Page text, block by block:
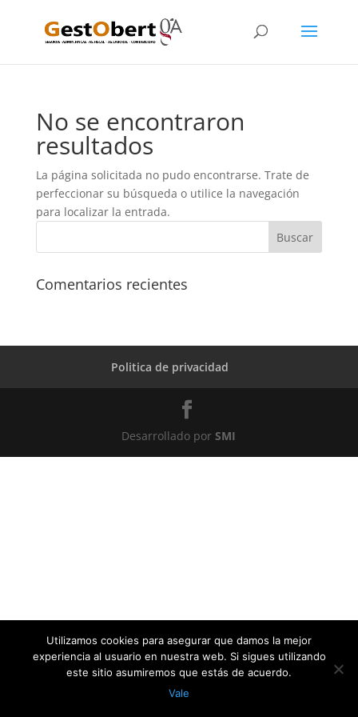
No se encontraron
resultados
La página solicitada no pudo encontrarse. Trate de
perfeccionar su búsqueda o utilice la navegación
para localizar la entrada.
Comentarios recientes
Politica de privacidad
Desarrollado porSMI
Utilizamos cookies para asegurar que damos la mejor
experiencia al usuario en nuestra web. Si sigues utilizando
este sitio asumiremos que estás de acuerdo.
Vale